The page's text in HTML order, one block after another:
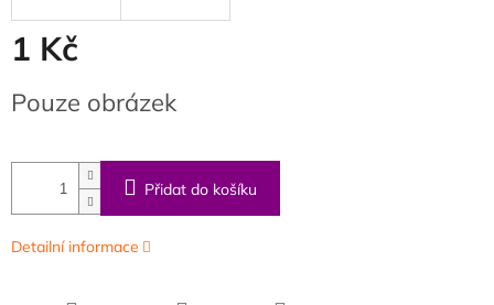
1 Kč
cena:
Pouze obrázek
Přidat do košíku
Detailní informace